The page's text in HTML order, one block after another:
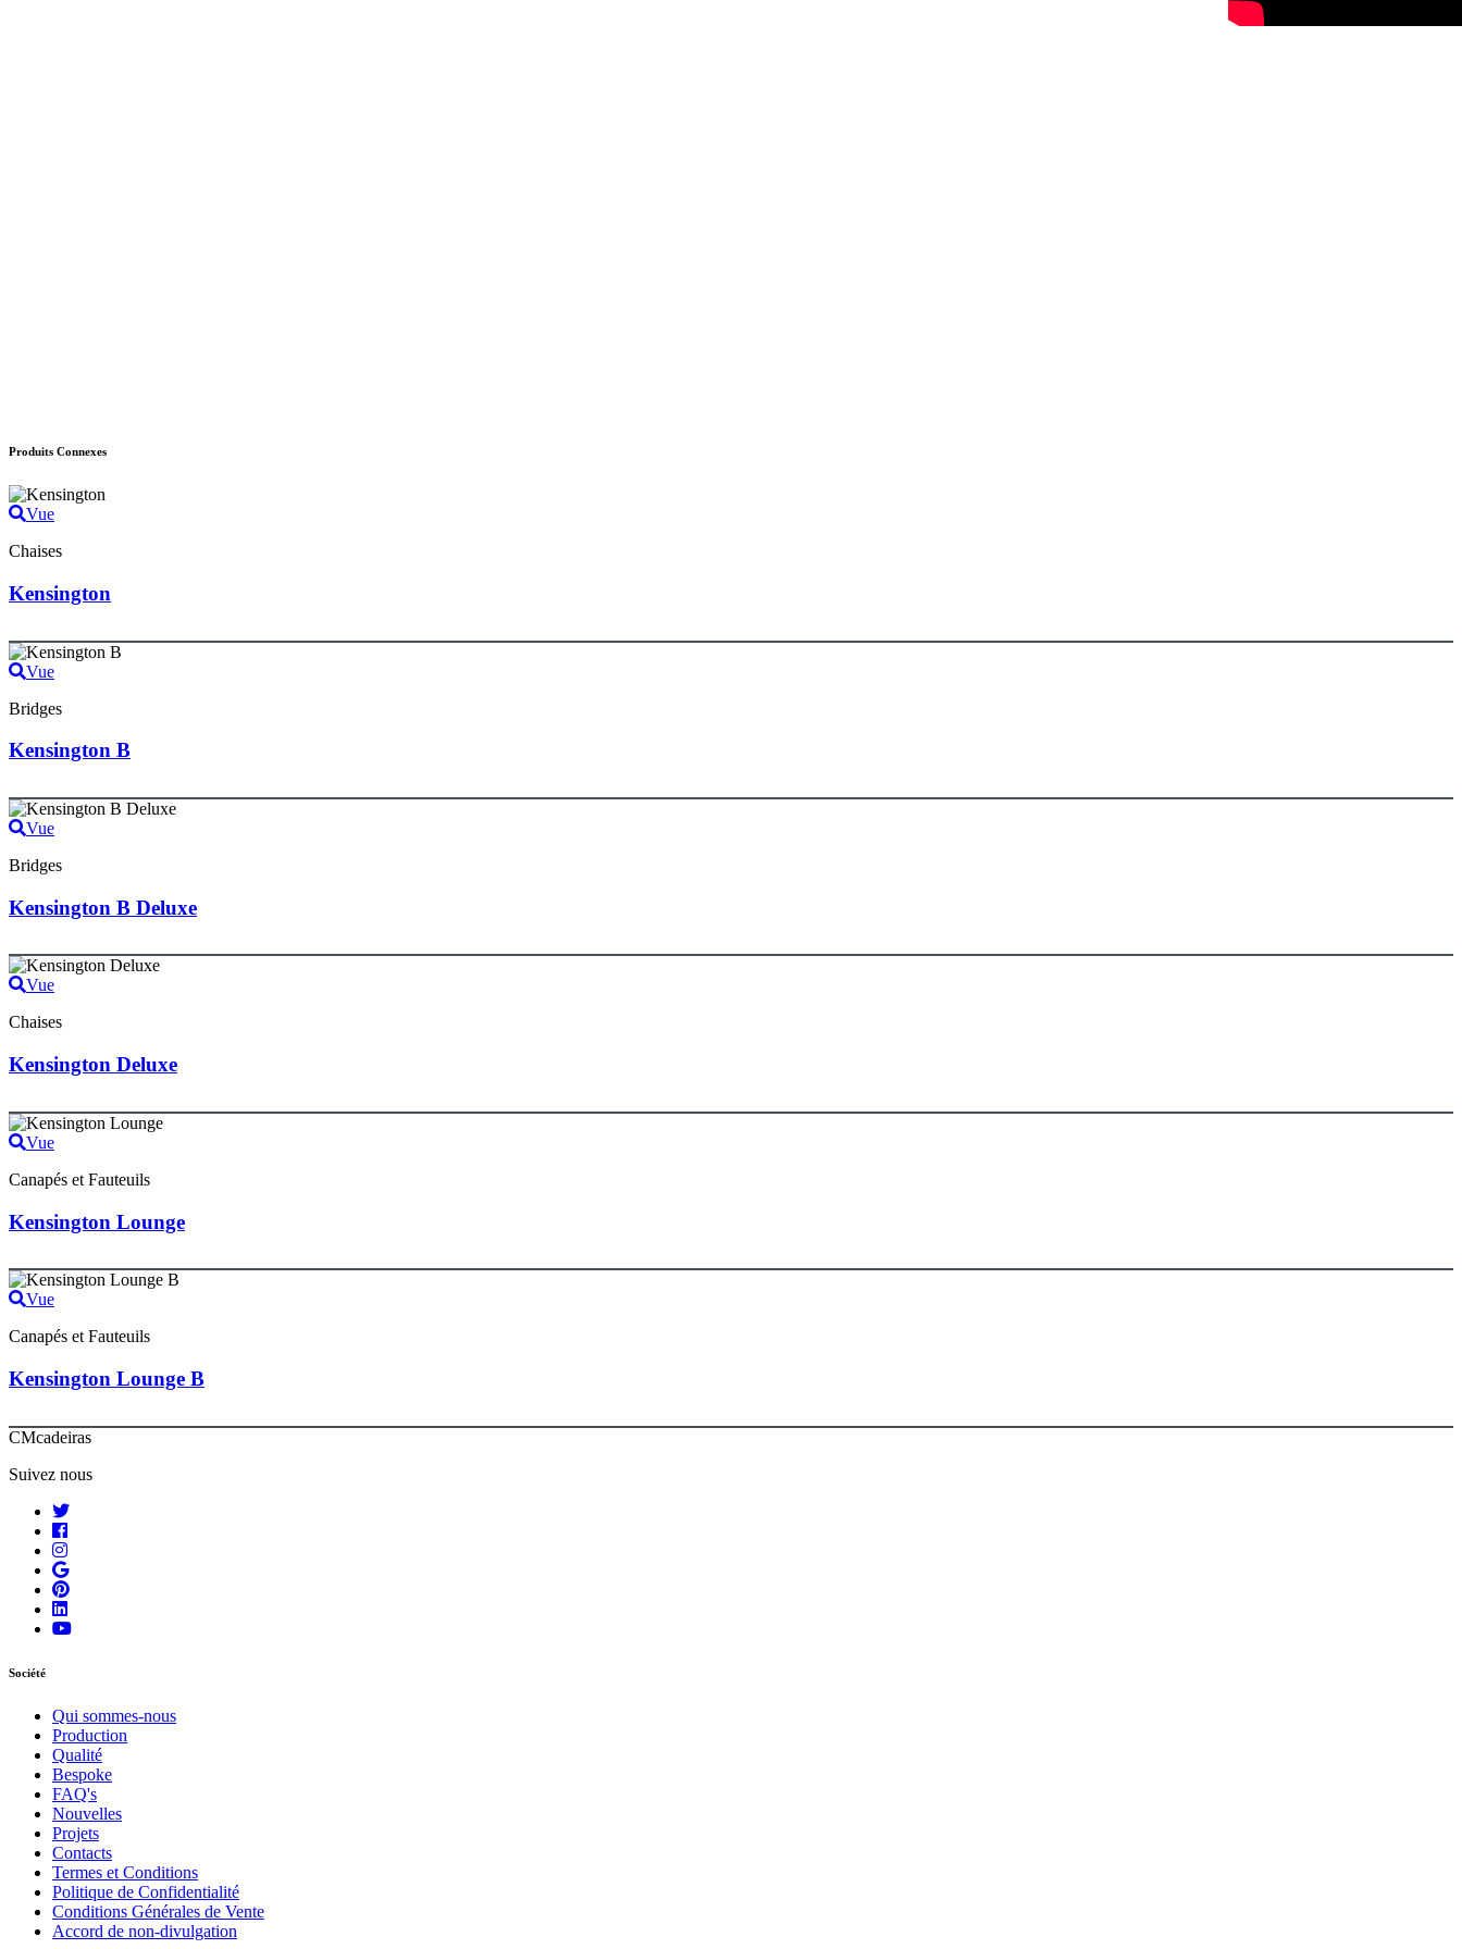
Produits Connexes
Vue
Chaises
Kensington
Vue
Bridges
Kensington B
Vue
Bridges
Kensington B Deluxe
Vue
Chaises
Kensington Deluxe
Vue
Canapés et Fauteuils
Kensington Lounge
Vue
Canapés et Fauteuils
Kensington Lounge B
CMcadeiras
Suivez nous
Société
Qui sommes-nous
Production
Qualité
Bespoke
FAQ's
Nouvelles
Projets
Contacts
Termes et Conditions
Politique de Confidentialité
Conditions Générales de Vente
Accord de non-divulgation